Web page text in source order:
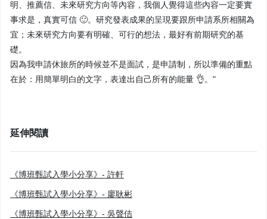
明、推薦信、未來研究方向等內容，我個人覺得這些內容一定要實
事求是，真實可信 🙂。研究發表成果的呈現要跟所申請系所相關為
宜；未來研究方向要有明確、可行的想法，最好有前期研究的基
礎。
因為我申請休旅所的時候並不是面試，是申請制，所以準備的重點
在於：用簡單明白的文字，表達出自己所有的能量 👌。"
延伸閱讀
《博班甄試入學小分享》- 許軒
《博班甄試入學小分享》- 廖耿彬
《博班甄試入學小分享》- 吳聲佶